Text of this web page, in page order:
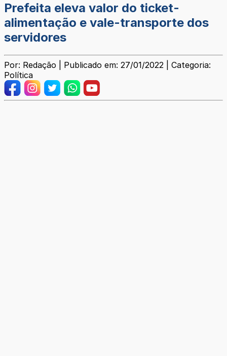
Prefeita eleva valor do ticket-
alimentação e vale-transporte dos
servidores
Por: Redação | Publicado em: 27/01/2022 | Categoria:
Política